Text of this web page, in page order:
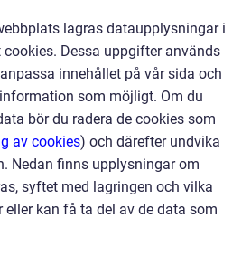
lagras dataupplysningar i
Dessa uppgifter används
innehållet på vår sida och
som möjligt. Om du
bör du radera de cookies som
av cookies) och därefter undvika
Nedan finns upplysningar om
syftet med lagringen och vilka
eller kan få ta del av de data som